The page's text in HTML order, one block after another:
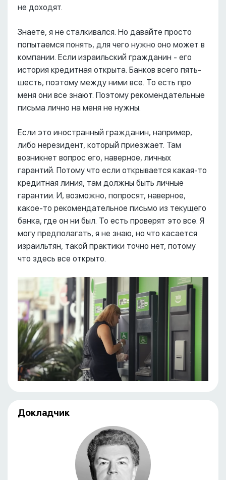
не доходят.
Знаете, я не сталкивался. Но давайте просто
попытаемся понять, для чего нужно оно может в
компании. Если израильский гражданин - его
история кредитная открыта. Банков всего пять-
шесть, поэтому между ними все. То есть про
меня они все знают. Поэтому рекомендательные
письма лично на меня не нужны.
Если это иностранный гражданин, например,
либо нерезидент, который приезжает. Там
возникнет вопрос его, наверное, личных
гарантий. Потому что если открывается какая-то
кредитная линия, там должны быть личные
гарантии. И, возможно, попросят, наверное,
какое-то рекомендательное письмо из текущего
банка, где он ни был. То есть проверят это все. Я
могу предполагать, я не знаю, но что касается
израильтян, такой практики точно нет, потому
что здесь все открыто.
Докладчик